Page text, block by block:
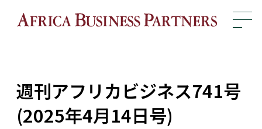
週刊アフリカビジネス741号
(2025年4月14日号)